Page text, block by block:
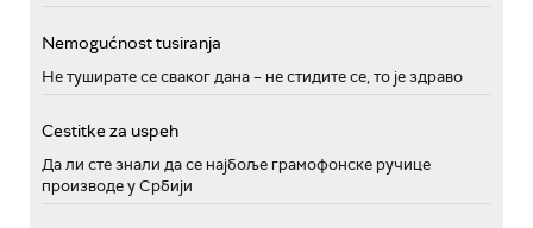
Nemogućnost tusiranja
Не туширате се сваког дана – не стидите се, то је здраво
Cestitke za uspeh
Да ли сте знали да се најбоље грамофонске ручице
производе у Србији